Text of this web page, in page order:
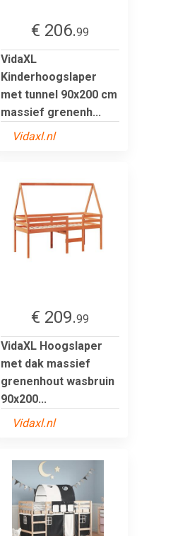
€ 206.99
VidaXL
Kinderhoogslaper
met tunnel 90x200 cm
massief grenenh...
Vidaxl.nl
€ 209.99
VidaXL Hoogslaper
met dak massief
grenenhout wasbruin
90x200...
Vidaxl.nl